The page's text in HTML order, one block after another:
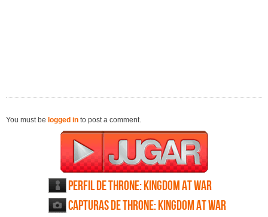
You must be logged in to post a comment.
Perfil de Throne: Kingdom at War
Capturas de Throne: Kingdom at War